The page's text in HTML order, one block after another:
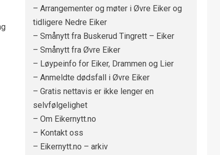
– Arrangementer og møter i Øvre Eiker og
tidligere Nedre Eiker
– Smånytt fra Buskerud Tingrett – Eiker
– Smånytt fra Øvre Eiker
– Løypeinfo for Eiker, Drammen og Lier
– Anmeldte dødsfall i Øvre Eiker
– Gratis nettavis er ikke lenger en
selvfølgelighet
– Om Eikernytt.no
– Kontakt oss
– Eikernytt.no – arkiv